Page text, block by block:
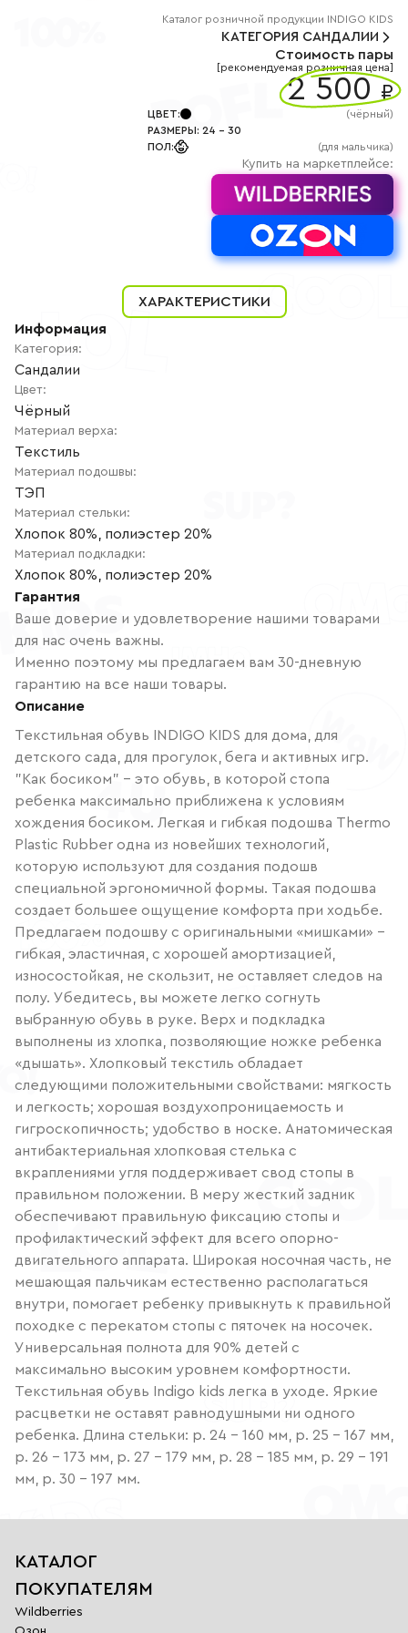
+7
Каталог розничной продукции INDIGO KIDS
КАТЕГОРИЯ САНДАЛИИ
Стоимость пары
[рекомендуемая розничная цена]
2 500 ₽
ЦВЕТ: (чёрный)
РАЗМЕРЫ: 24 - 30
ПОЛ: (для мальчика)
Купить на маркетплейсе:
ХАРАКТЕРИСТИКИ
Информация
Категория:
Сандалии
Цвет:
Чёрный
Материал верха:
Текстиль
Материал подошвы:
ТЭП
Материал стельки:
Хлопок 80%, полиэстер 20%
Материал подкладки:
Хлопок 80%, полиэстер 20%
Гарантия
Ваше доверие и удовлетворение нашими товарами
для нас очень важны.
Именно поэтому мы предлагаем вам 30-дневную
гарантию на все наши товары.
Описание
Текстильная обувь INDIGO KIDS для дома, для
детского сада, для прогулок, бега и активных игр.
"Как босиком" - это обувь, в которой стопа
ребенка максимально приближена к условиям
хождения босиком. Легкая и гибкая подошва Thermo
Plastic Rubber одна из новейших технологий,
которую используют для создания подошв
специальной эргономичной формы. Такая подошва
создает большее ощущение комфорта при ходьбе.
Предлагаем подошву с оригинальными «мишками» -
гибкая, эластичная, с хорошей амортизацией,
износостойкая, не скользит, не оставляет следов на
полу. Убедитесь, вы можете легко согнуть
выбранную обувь в руке. Верх и подкладка
выполнены из хлопка, позволяющие ножке ребенка
«дышать». Хлопковый текстиль обладает
следующими положительными свойствами: мягкость
и легкость; хорошая воздухопроницаемость и
гигроскопичность; удобство в носке. Анатомическая
антибактериальная хлопковая стелька с
вкраплениями угля поддерживает свод стопы в
правильном положении. В меру жесткий задник
обеспечивают правильную фиксацию стопы и
профилактический эффект для всего опорно-
двигательного аппарата. Широкая носочная часть, не
мешающая пальчикам естественно располагаться
внутри, помогает ребенку привыкнуть к правильной
походке с перекатом стопы с пяточек на носочек.
Универсальная полнота для 90% детей с
максимально высоким уровнем комфортности.
Текстильная обувь Indigo kids легка в уходе. Яркие
расцветки не оставят равнодушными ни одного
ребенка. Длина стельки: р. 24 - 160 мм, р. 25 - 167 мм,
р. 26 - 173 мм, р. 27 - 179 мм, р. 28 - 185 мм, р. 29 - 191
мм, р. 30 - 197 мм.
КАТАЛОГ
ПОКУПАТЕЛЯМ
Wildberries